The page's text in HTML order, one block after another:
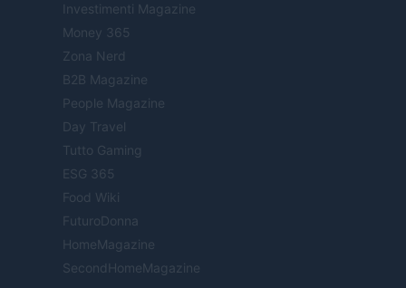
Investimenti Magazine
Money 365
Zona Nerd
B2B Magazine
People Magazine
Day Travel
Tutto Gaming
ESG 365
Food Wiki
FuturoDonna
HomeMagazine
SecondHomeMagazine